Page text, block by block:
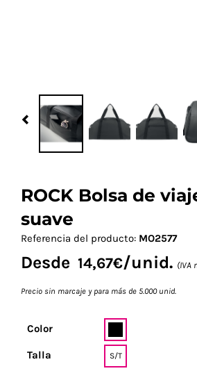
Previous
ROCK Bolsa de
suave
Referencia del producto: MO2577
Desde 14,67€/unid. (IVA
Precio sin marcaje y para más de 5.000 unid.
Color
Talla S/T